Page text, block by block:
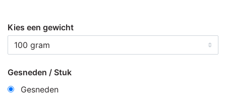
Kies een gewicht
Gesneden / Stuk
Gesneden